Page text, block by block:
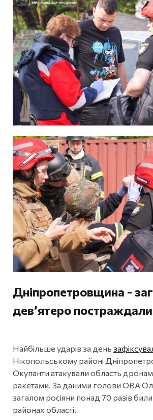
Дніпропетровщина -
дев’ятеро
Найбільше ударів за день
Нікопольському районі
Окупанти атакували область
ракетами. За даними голови ОВА
загалом росіяни понад 70 разів
районах області.